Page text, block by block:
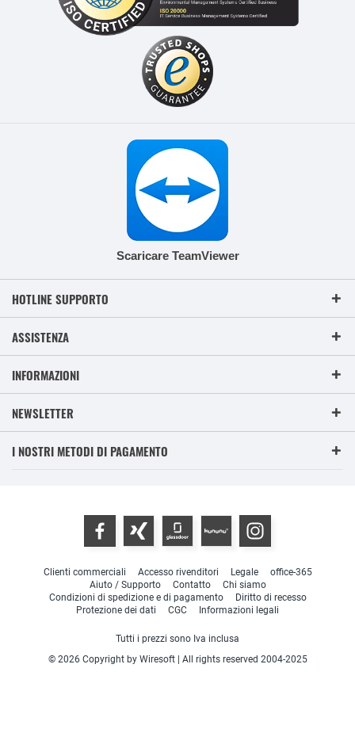
Scaricare TeamViewer
HOTLINE SUPPORTO
ASSISTENZA
INFORMAZIONI
NEWSLETTER
I NOSTRI METODI DI PAGAMENTO
Clienti commerciali Accesso rivenditori Legale
office-365
Aiuto / Supporto
Contatto
Chi siamo
Condizioni di spedizione e di pagamento
Diritto di recesso
Protezione dei dati
CGC Informazioni legali
Tutti i prezzi sono Iva inclusa
© 2026 Copyright by Wiresoft | All rights reserved 2004-2025